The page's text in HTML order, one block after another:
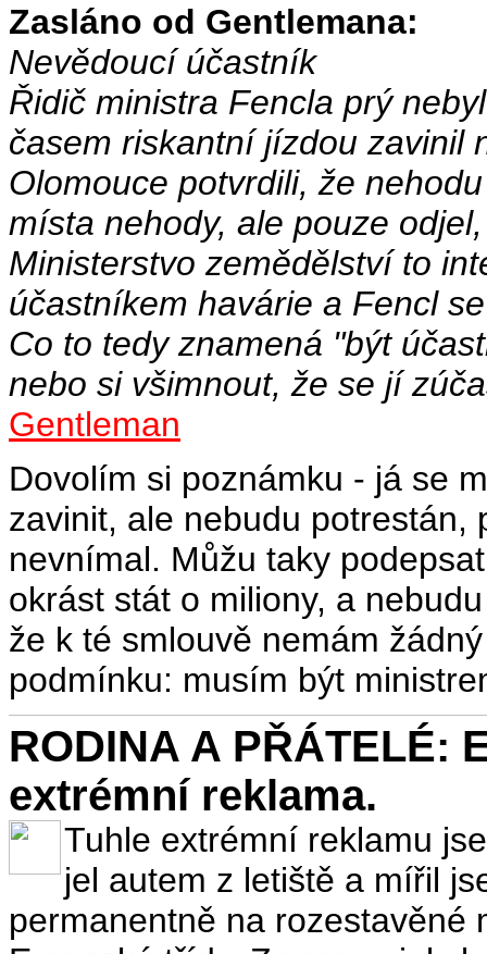
Zasláno od Gentlemana:
Nevědoucí účastník
Řidič ministra Fencla prý
časem riskantní jízdou zavinil
Olomouce potvrdili, že
místa nehody, ale pouze
Ministerstvo zemědělství to
účastníkem havárie a Fencl
Co to tedy znamená "být
nebo si všimnout, že se jí
Gentleman
Dovolím si poznámku - já se
zavinit, ale nebudu
nevnímal. Můžu taky
okrást stát o miliony, a
že k té smlouvě nemám
podmínku: musím být
RODINA A PŘÁTELÉ:
extrémní reklama.
Tuhle extrémní reklamu
jel autem z letiště a mířil
permanentně na rozestavěné